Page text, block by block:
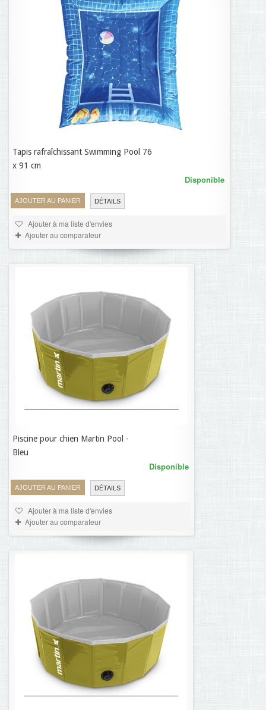
Tapis rafraîchissant Swimming Pool 76
x 91 cm
AJOUTER AU PANIER DÉTAILS
Disponible
Ajouter à ma liste d'envies
Ajouter au comparateur
Piscine pour chien Martin Pool -
Bleu
AJOUTER AU PANIER DÉTAILS
Disponible
Ajouter à ma liste d'envies
Ajouter au comparateur